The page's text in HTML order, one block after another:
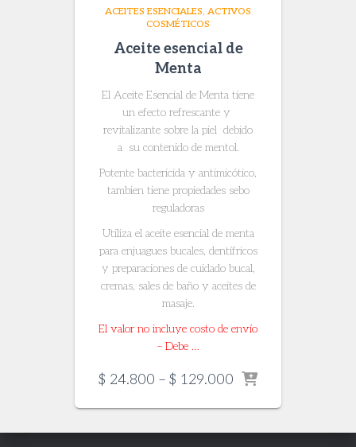
ACEITES ESENCIALES ACTIVOS
COSMÉTICOS
Aceite esencial de
Menta
El Aceite Esencial de Menta tiene
un efecto refrescante y
revitalizante sobre la piel debido
a su contenido de mentol.
Potente bactericida y antimicótico,
tambien tiene propiedades sebo
reguladoras
Utiliza el aceite esencial de menta
para enjuagues bucales, dentífricos
y preparaciones de cuidado bucal,
cremas, sales de baño y aceites de
masaje.
El valor no incluye costo de envío
– Debe …
$ 24.800 – $ 129.000 Price
$ 24.800
through